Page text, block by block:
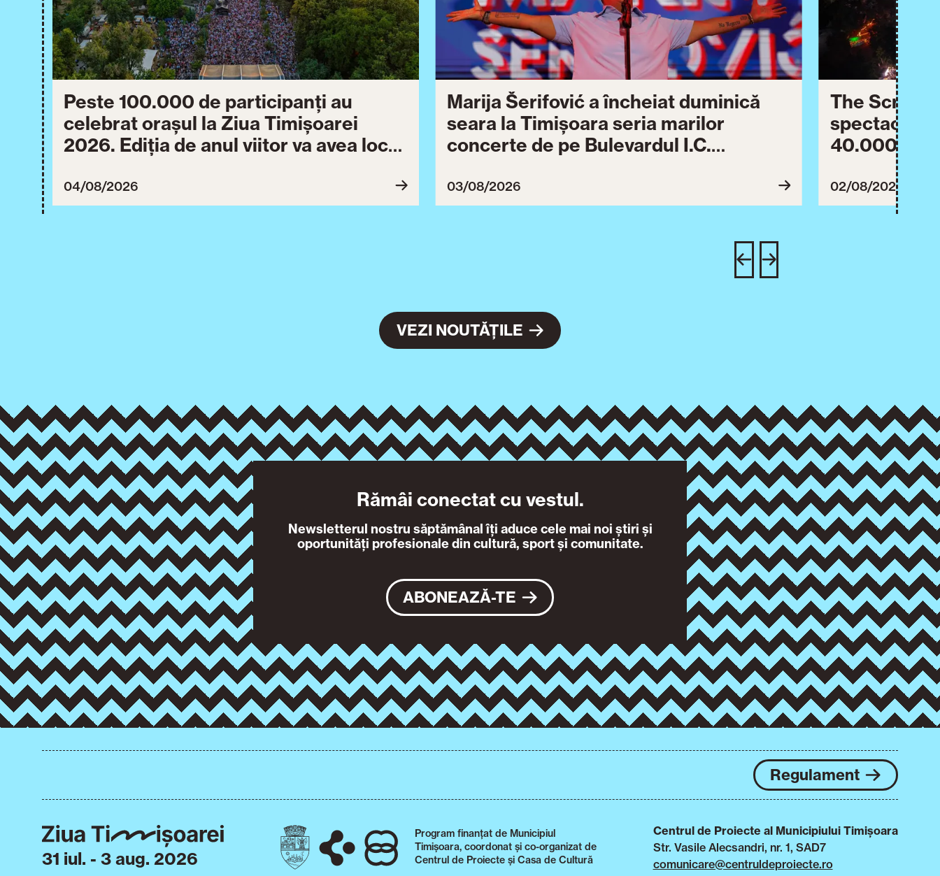
Peste 100.000 de participanți au
celebrat orașul la Ziua Timișoarei
2026. Ediția de anul viitor va avea loc
04/08/2026
Marija Šerifović a încheiat duminică
seara la Timișoara seria marilor
concerte de pe Bulevardul I.C.
Ziua Timișoarei continuă astăzi cu o
ultimă serie de evenimente culturale
03/08/2026
The Script
40.000 de
împreună
02/08/2026
VEZI NOUTĂȚILE
Rămâi conectat cu vestul.
Newsletterul nostru săptămânal îți aduce cele mai noi știri și
oportunități profesionale din cultură, sport și comunitate.
ABONEAZĂ-TE
Regulament
31 iul. - 3 aug. 2026
Program finanțat de Municipiul
Timișoara, coordonat și co-organizat de
Centrul de Proiecte și Casa de Cultură
Centrul de Proiecte al Municipiului Timișoara
Str. Vasile Alecsandri, nr. 1, SAD7
comunicare@centruldeproiecte.ro